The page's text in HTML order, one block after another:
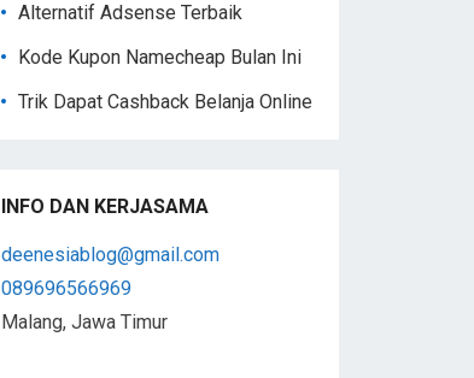
Alternatif Adsense Terbaik
Kode Kupon Namecheap Bulan Ini
Trik Dapat Cashback Belanja Online
INFO DAN KERJASAMA
deenesiablog@gmail.com
089696566969
Malang, Jawa Timur